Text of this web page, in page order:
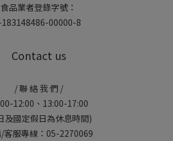
食品業者登錄字號：
00000-8
Contact us
/ 聯 絡 我 們 /
12:00、13:00-17:00
及國定假日為休息時間)
客服專線：05-2270069